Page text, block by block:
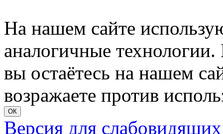
На нашем сайте
аналогичные
вы остаётесь на нашем
возражаете против
ОК
Версия для слабовидящих